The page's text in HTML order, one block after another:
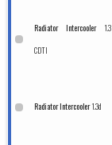
Radiator Intercooler1.3
CDTI
Radiator Intercooler1.3d